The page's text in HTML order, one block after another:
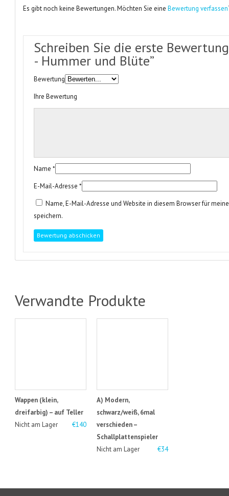
Es gibt noch keine Bewertungen. Möchten Sie eineBewertung verfassen
Schreiben Sie die erste
- Hummer und Blüte”
Bewertung
Ihre Bewertung
Name *
E-Mail-Adresse *
Name, E-Mail-Adresse und Website in diesem Browser für
speichern.
Verwandte Produkte
Wappen (klein,
dreifarbig) – auf Teller
€140
Nicht am Lager
A) Modern,
schwarz/weiß, 6mal
verschieden –
Schallplattenspieler
€34
Nicht am Lager